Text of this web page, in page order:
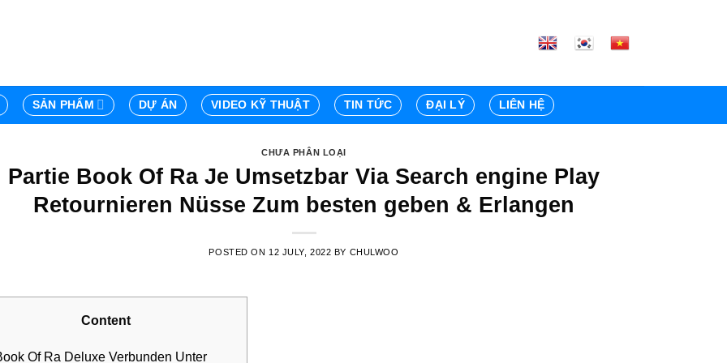
SẢN PHẨM DỰ ÁN VIDEO KỸ THUẬT TIN TỨC ĐẠI LÝ LIÊN HỆ
CHƯA PHÂN LOẠI
Partie Book Of Ra Je Umsetzbar Via Search engine Play
Retournieren Nüsse Zum besten geben & Erlangen
POSTED ON 12 JULY, 2022 BY CHULWOO
Content
Of Ra Deluxe Verbunden Unter